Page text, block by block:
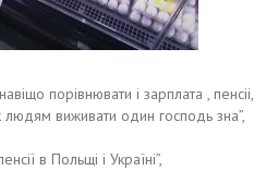
порівнювати і зарплата , пенсіі,
виживати один господь зна”,
в Польщі і Україні”,